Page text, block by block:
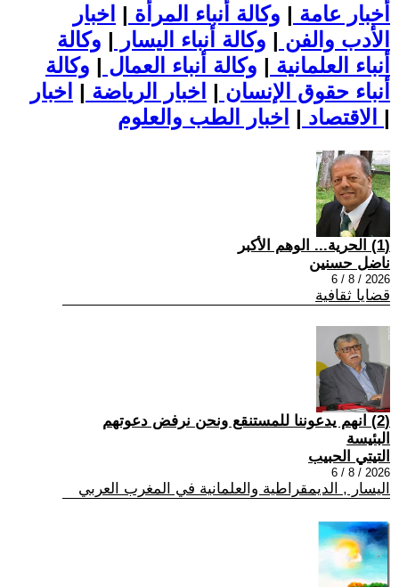
أخبار عامة | وكالة أنباء المرأة | اخبار
الأدب والفن | وكالة أنباء اليسار | وكالة
أنباء العلمانية | وكالة أنباء العمال | وكالة
أنباء حقوق الإنسان | اخبار الرياضة | اخبار
الاقتصاد | |
(1) الحرية... الوهم الأكبر
ناضل حسنين
2026 / 8 / 6
قضايا ثقافية
(2) انهم يدعوننا للمستنقع ونحن نرفض دعوتهم
البئيسة
التيتي الحبيب
2026 / 8 / 6
اليسار , الديمقراطية والعلمانية في المغرب العربي